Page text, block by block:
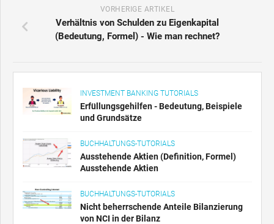
VORHERIGE ARTIKEL
Verhältnis von Schulden zu Eigenkapital
(Bedeutung, Formel) - Wie man rechnet?
INVESTMENT BANKING TUTORIALS
Erfüllungsgehilfen - Bedeutung, Beispiele
und Grundsätze
BUCHHALTUNGS-TUTORIALS
Ausstehende Aktien (Definition, Formel)
Ausstehende Aktien
BUCHHALTUNGS-TUTORIALS
Nicht beherrschende Anteile Bilanzierung
von NCI in der Bilanz